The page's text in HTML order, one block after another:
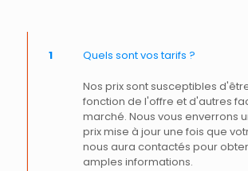
1 Quels sont vos tarifs ?
Nos prix sont susceptibles
fonction de l'offre et d'autres
marché. Nous vous enverrons
prix mise à jour une fois que
nous aura contactés pour
amples informations.